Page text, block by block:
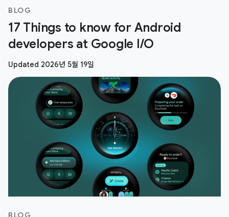
BLOG
17 Things to know for Android
developers at Google I/O
Updated 2026년 5월 19일
BLOG